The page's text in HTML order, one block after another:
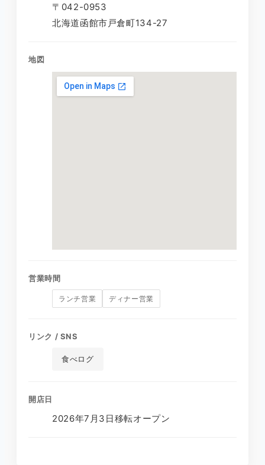
〒042-0953
北海道函館市戸倉町134-27
地図
営業時間
ランチ営業 ディナー営業
リンク / SNS
食べログ
開店日
2026年7月3日移転オープン